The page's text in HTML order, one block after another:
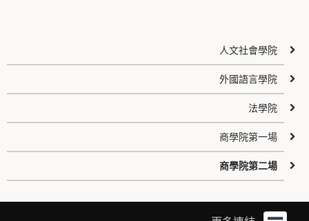
人文社會學院
外國語言學院
法學院
商學院第一場
商學院第二場